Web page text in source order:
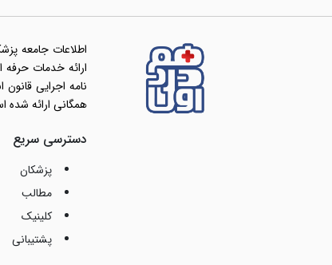
اطلاعات جامعه
همگانی ارائه شده
دسترسی سریع
پزشکان
مطالب
کلینیک
پشتیبانی